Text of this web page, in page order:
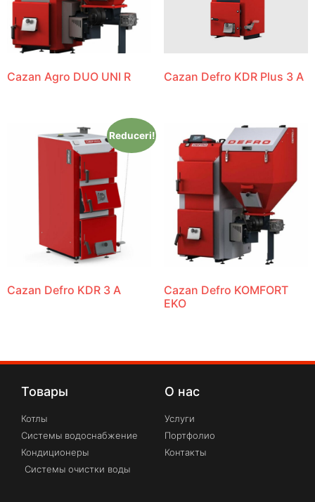
Cazan Agro DUO UNI R Cazan Defro KDR Plus 3 A
Reduceri!
Cazan Defro KDR 3 A
Cazan Defro KOMFORT
EKO
Товары
Котлы
Системы водоснабжение
Кондиционеры
Системы очистки воды
О нас
Услуги
Портфолио
Контакты